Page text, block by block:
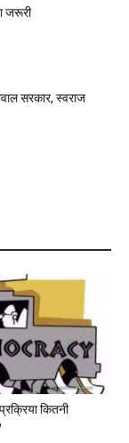
जरूरी
सरकार, स्वराज
प्रक्रिया कितनी